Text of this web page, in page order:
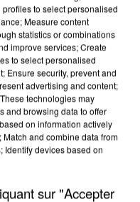
MAFIA
to select personalised
Measure content
statistics or combinations
improve services; Create
to select personalised
Ensure security, prevent and
advertising and content;
technologies may
and browsing data to offer
on information actively
and combine data from
Identify devices based on
sur "Accepter